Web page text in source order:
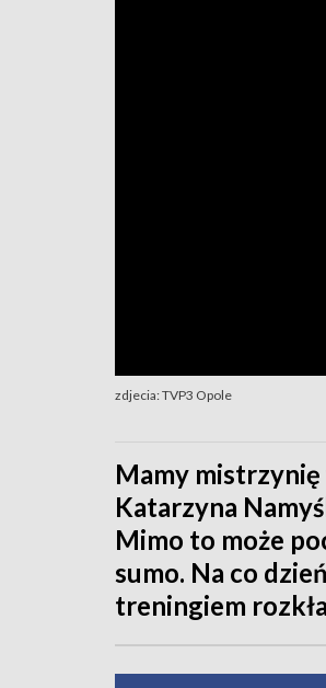
zdjecia: TVP3 Opole
Mamy
Katarzyna
Mimo to może
sumo. Na co
treningiem